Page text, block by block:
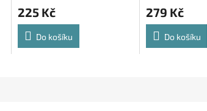
225 Kč
Do košíku
279 Kč
Do košíku